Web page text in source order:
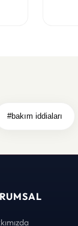
#bakım iddiaları